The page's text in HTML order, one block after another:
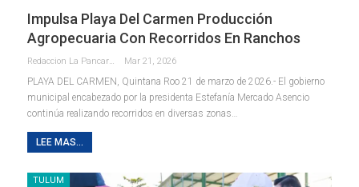
Impulsa Playa Del Carmen Producción
Agropecuaria Con Recorridos En Ranchos
Redaccion La Pancarta De Quintana Roo Mar 21, 2026
PLAYA DEL CARMEN, Quintana Roo 21 de marzo de 2026.- El gobierno
municipal encabezado por la presidenta Estefanía Mercado Asencio
continúa realizando recorridos en diversas zonas…
LEE MAS...
TULUM